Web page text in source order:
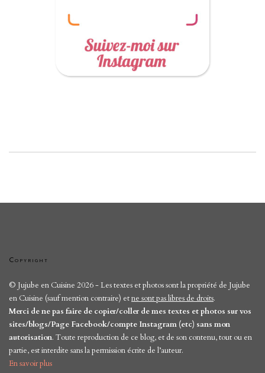
Copyright
© Jujube en Cuisine 2026 - Les textes et photos sont la propriété de Jujube
en Cuisine (sauf mention contraire) etne sont pas libres de droits.
Merci de ne pas faire de copier/coller de mes textes et photos sur vos
sites/blogs/Page Facebook/compte Instagram (etc) sans mon
autorisation. Toute reproduction de ce blog, et de son contenu, tout ou en
partie, est interdite sans la permission écrite de l’auteur.
En savoir plus